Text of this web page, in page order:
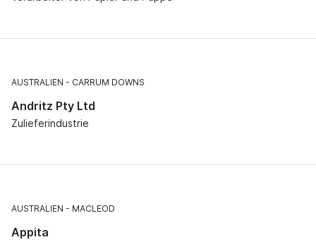
AUSTRALIEN CARRUM DOWNS
Andritz Pty Ltd
Zulieferindustrie
AUSTRALIEN MACLEOD
Appita